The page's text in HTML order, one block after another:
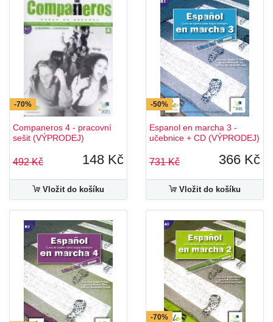
-70%
Companeros 4 - pracovní
sešit (VÝPRODEJ)
492 Kč 148 Kč
Vložit do košíku
-50%
Espanol en marcha 3 -
učebnice + CD (VÝPRODEJ)
731 Kč 366 Kč
Vložit do košíku
-70%